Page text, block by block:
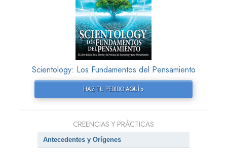
Scientology: Los Fundamentos del Pensamiento
HAZ TU PEDIDO AQUÍ »
CREENCIAS Y PRÁCTICAS
Antecedentes y Orígenes